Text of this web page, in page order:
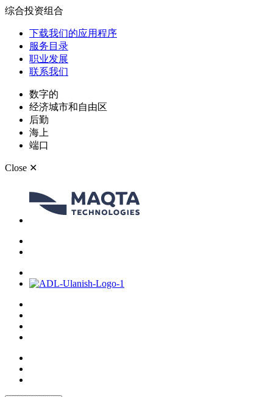
综合投资组合
下载我们的应用程序
服务目录
职业发展
联系我们
数字的
经济城市和自由区
后勤
海上
端口
Close ✕